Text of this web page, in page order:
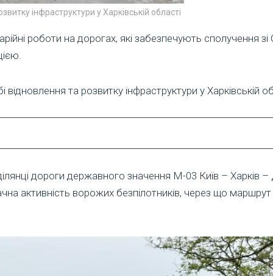
інфраструктури у Харківській області
роботи на дорогах, які забезпечують сполучення зі
та розвитку інфраструктури у Харківській
дороги державного значення М-03 Київ – Харків
активність ворожих безпілотників, через що